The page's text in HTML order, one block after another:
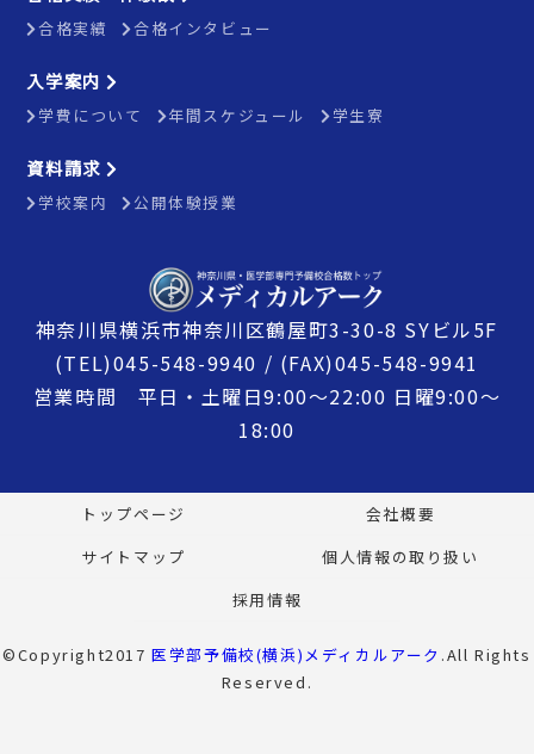
合格実績 合格インタビュー
入学案内
学費について 年間スケジュール 学生寮
資料請求
学校案内 公開体験授業
神奈川県横浜市神奈川区鶴屋町3-30-8 SYビル5F
(TEL)045-548-9940 / (FAX)045-548-9941
営業時間 平日・土曜日9:00〜22:00 日曜9:00〜
18:00
トップページ
会社概要
サイトマップ
個人情報の取り扱い
採用情報
©Copyright2017医学部予備校(横浜)メディカルアーク .All Rights
Reserved.